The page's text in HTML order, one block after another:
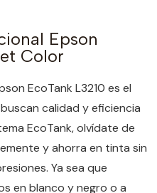
Epson
Color
EcoTank L3210 es el
calidad y eficiencia
EcoTank, olvídate de
y ahorra en tinta sin
Ya sea que
en blanco y negro o a